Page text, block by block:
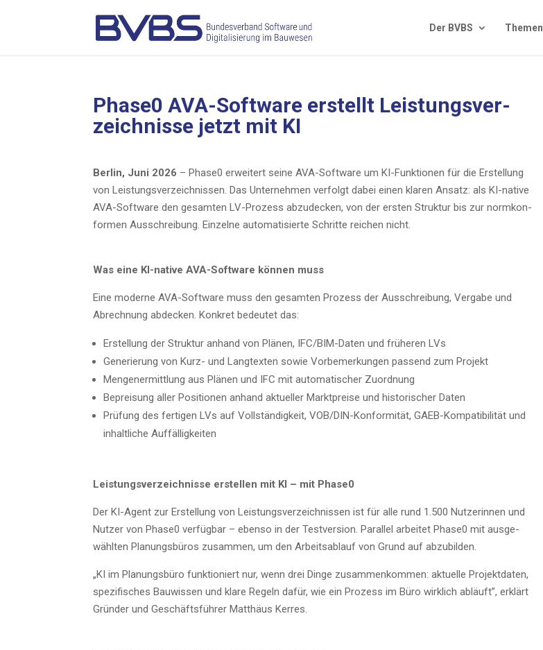
Der BVBS The­men
Phase0 AVA-Soft­ware erstellt Leis­tungs­ver­
zeich­nis­se jetzt mit KI
Ber­lin, Juni 2026 – Phase0 erwei­tert sei­ne AVA-Soft­ware um KI-Funk­tio­nen für die Erstel­lung
von Leis­tungs­ver­zeich­nis­sen. Das Unter­neh­men ver­folgt dabei einen kla­ren Ansatz: als KI-nati­ve
AVA-Soft­ware den gesam­ten LV-Pro­zess abzu­de­cken, von der ers­ten Struk­tur bis zur norm­kon­
for­men Aus­schrei­bung. Ein­zel­ne auto­ma­ti­sier­te Schrit­te rei­chen nicht.
Was eine KI-nati­ve AVA-Soft­ware kön­nen muss
Eine moder­ne AVA-Soft­ware muss den gesam­ten Pro­zess der Aus­schrei­bung, Ver­ga­be und
Abrech­nung abde­cken. Kon­kret bedeu­tet das:
Erstel­lung der Struk­tur anhand von Plä­nen, IFC/­BIM-Daten und frü­he­ren LVs
Gene­rie­rung von Kurz- und Lang­tex­ten sowie Vor­be­mer­kun­gen pas­send zum Projekt
Men­gen­er­mitt­lung aus Plä­nen und IFC mit auto­ma­ti­scher Zuordnung
Beprei­sung aller Posi­tio­nen anhand aktu­el­ler Markt­prei­se und his­to­ri­scher Daten
Prü­fung des fer­ti­gen LVs auf Voll­stän­dig­keit, VOB/­DIN-Kon­for­mi­tät, GAEB-Kom­pa­ti­bi­li­tät und
inhalt­li­che Auffälligkeiten
Leis­tungs­ver­zeich­nis­se erstel­len mit KI – mit Phase0
Der KI-Agent zur Erstel­lung von Leis­tungs­ver­zeich­nis­sen ist für alle rund 1.500 Nut­ze­rin­nen und
Nut­zer von Phase0 ver­füg­bar – eben­so in der Test­ver­si­on. Par­al­lel arbei­tet Phase0 mit aus­ge­
wähl­ten Pla­nungs­bü­ros zusam­men, um den Arbeits­ab­lauf von Grund auf abzubilden.
„KI im Pla­nungs­bü­ro funk­tio­niert nur, wenn drei Din­ge zusam­men­kom­men: aktu­el­le Pro­jekt­da­ten,
spe­zi­fi­sches Bau­wis­sen und kla­re Regeln dafür, wie ein Pro­zess im Büro wirk­lich abläuft”, erklärt
Grün­der und Geschäfts­füh­rer Mat­thä­us Kerres.